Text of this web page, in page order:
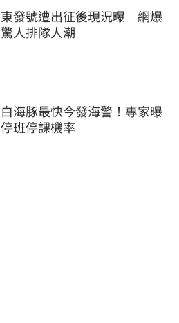
東發號遭出征後現況曝　網爆
驚人排隊人潮
白海豚最快今發海警！專家曝
停班停課機率